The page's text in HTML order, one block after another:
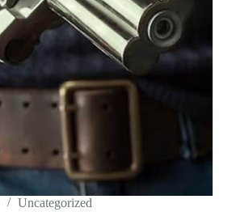
Uncategorized